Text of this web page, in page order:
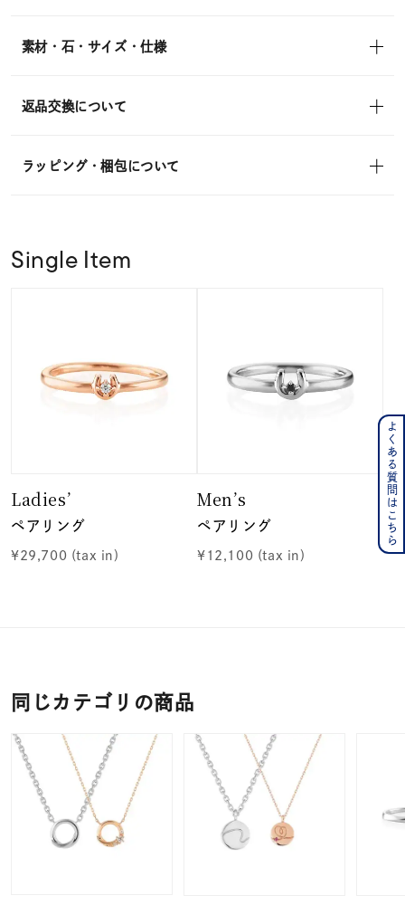
素材・石・サイズ・仕様
返品交換について
ラッピング・梱包について
Single Item
Ladies’
ペアリング
¥29,700 (tax in)
Men’s
ペアリング
¥12,100 (tax in)
同じカテゴリの商品
よくある質問はこちら